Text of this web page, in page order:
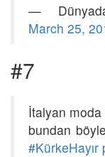
—
March 25,
#7
İtalyan moda
bundan
#KürkeHayır